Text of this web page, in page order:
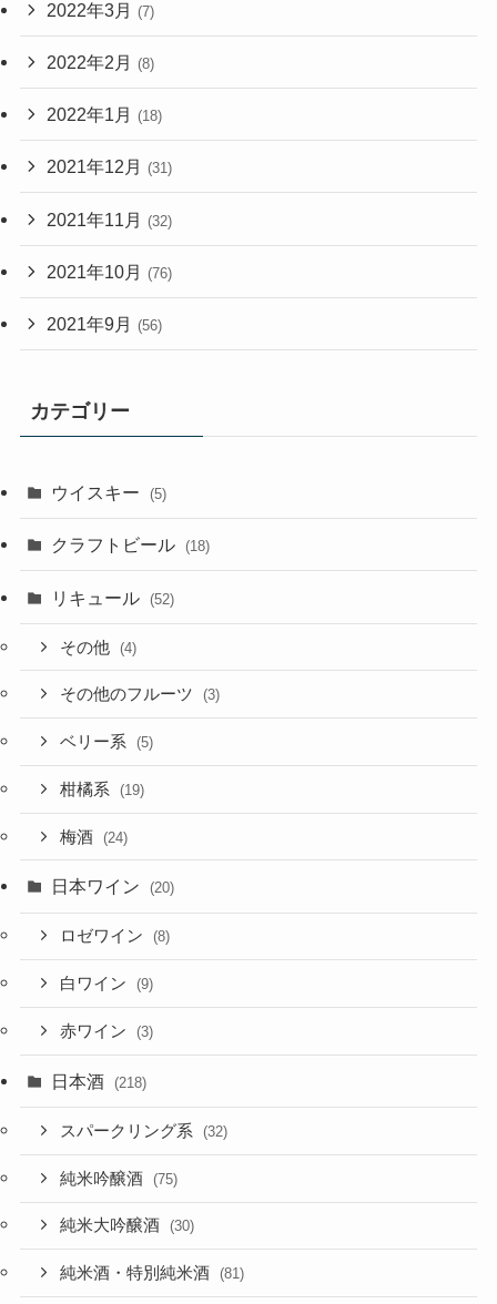
2022年3月 (7)
2022年2月 (8)
2022年1月 (18)
2021年12月 (31)
2021年11月 (32)
2021年10月 (76)
2021年9月 (56)
カテゴリー
ウイスキー (5)
クラフトビール (18)
リキュール (52)
その他 (4)
その他のフルーツ (3)
ベリー系 (5)
柑橘系 (19)
梅酒 (24)
日本ワイン (20)
ロゼワイン (8)
白ワイン (9)
赤ワイン (3)
日本酒 (218)
スパークリング系 (32)
純米吟醸酒 (75)
純米大吟醸酒 (30)
純米酒・特別純米酒 (81)